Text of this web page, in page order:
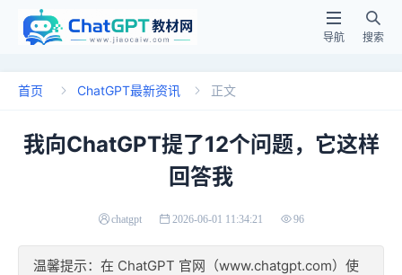

搜索

导航
首页  ChatGPT最新资讯  正文
我向ChatGPT提了12个问题，它这样
回答我
chatgpt 2026-06-01 11:34:21 96
温馨提示：在 ChatGPT 官网（www.chatgpt.com）使